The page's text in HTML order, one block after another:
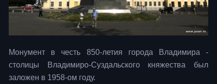
Монумент в честь 850-летия города Владимира -
столицы Владимиро-Суздальского княжества был
заложен в 1958-ом году.